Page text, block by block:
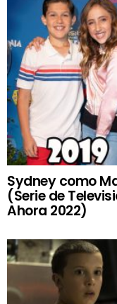
Sydney como
(Serie de
Ahora 2022)